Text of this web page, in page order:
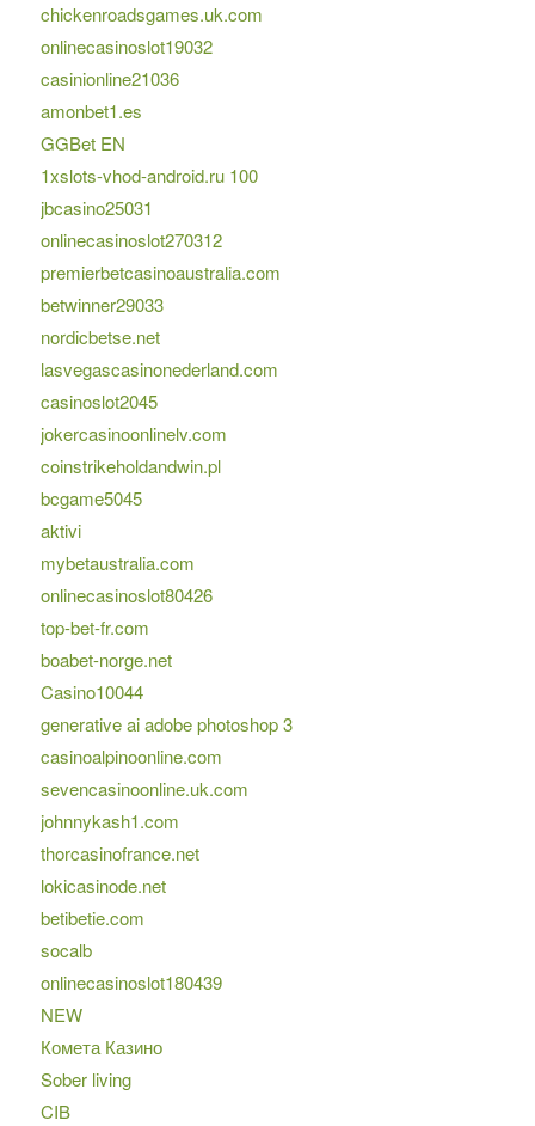
chickenroadsgames.uk.com
onlinecasinoslot19032
casinionline21036
amonbet1.es
GGBet EN
1xslots-vhod-android.ru 100
jbcasino25031
onlinecasinoslot270312
premierbetcasinoaustralia.com
betwinner29033
nordicbetse.net
lasvegascasinonederland.com
casinoslot2045
jokercasinoonlinelv.com
coinstrikeholdandwin.pl
bcgame5045
aktivi
mybetaustralia.com
onlinecasinoslot80426
top-bet-fr.com
boabet-norge.net
Casino10044
generative ai adobe photoshop 3
casinoalpinoonline.com
sevencasinoonline.uk.com
johnnykash1.com
thorcasinofrance.net
lokicasinode.net
betibetie.com
socalb
onlinecasinoslot180439
NEW
Комета Казино
Sober living
CIB